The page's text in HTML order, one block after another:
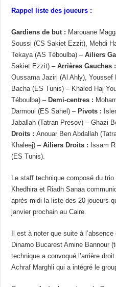
Rappel liste des joueurs :
Gardiens de but : Marouane
Soussi (CS Sakiet Ezzit), Mehdi
Tekaya (AS Téboulba) –Ailiers
Sakiet Ezzit) –Arrières Gauches :
Oussama Jaziri (Al Ahly), Youssef
Bacha (ES Tunis) – Khaled Haj
Téboulba) –Demi-centres :
Darmoul (ES Sahel) –Pivots :
Jaballah (Tatran Presov) – Ghazi
Droits : Anouar Ben Abdallah
Khaleej) –Ailiers Droits : Issam
(ES Tunis).
Le staff technique composé du
Khedhira et Riadh Sanaa
après-midi la liste des 20 joueurs
janvier prochain au Caire.
Il est à noter que suite à l’absence
Dinamo Bucarest Amine Bannour
technique a convoqué l’arrière
Achraf Marghli qui a intégré le